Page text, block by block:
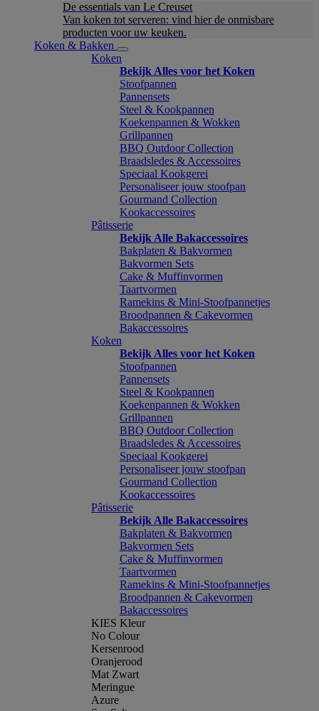
De essentials van Le Creuset
Van koken tot serveren: vind hier de onmisbare
producten voor uw keuken.
Koken & Bakken
Koken
Bekijk Alles voor het Koken
Stoofpannen
Pannensets
Steel & Kookpannen
Koekenpannen & Wokken
Grillpannen
BBQ Outdoor Collection
Braadsledes & Accessoires
Speciaal Kookgerei
Personaliseer jouw stoofpan
Gourmand Collection
Kookaccessoires
Pâtisserie
Bekijk Alle Bakaccessoires
Bakplaten & Bakvormen
Bakvormen Sets
Cake & Muffinvormen
Taartvormen
Ramekins & Mini-Stoofpannetjes
Broodpannen & Cakevormen
Bakaccessoires
Koken
Bekijk Alles voor het Koken
Stoofpannen
Pannensets
Steel & Kookpannen
Koekenpannen & Wokken
Grillpannen
BBQ Outdoor Collection
Braadsledes & Accessoires
Speciaal Kookgerei
Personaliseer jouw stoofpan
Gourmand Collection
Kookaccessoires
Pâtisserie
Bekijk Alle Bakaccessoires
Bakplaten & Bakvormen
Bakvormen Sets
Cake & Muffinvormen
Taartvormen
Ramekins & Mini-Stoofpannetjes
Broodpannen & Cakevormen
Bakaccessoires
KIES Kleur
No Colour
Kersenrood
Oranjerood
Mat Zwart
Meringue
Azure